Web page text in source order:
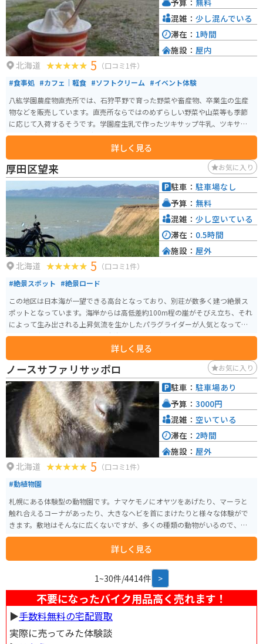
北海道 5 （口コミ1件）
#食事処 #カフェ｜軽食 #ソフトクリーム #イベント体験
八紘学園農産物直売所では、石狩平野で育った野菜や畜産物、卒業生の生産
物などを販売しています。直売所ならではのめずらしい野菜や山菜等も季節
に応じて入荷するそうです。学園産生乳で作ったツキサップ牛乳、ツキサッ
プヨーグルト（飲むヨーグルト）、名物ソフトクリームの販売も行っていま
限定販売。季節限定でプルーン・ブルーベリー・さくらんぼ・イチゴなどの
果物狩りも行っています。のどかな自然の中でゆっくりソフトクリームを食
べるのがおすすめです。
詳しく見る
混雑： 少し混んでいる
滞在： 1時間
施設： 屋内
厚田区望来 お気に入り
北海道 5 （口コミ1件）
#絶景スポット #絶景ロード
この地区は日本海が一望できる高台となっており、別荘が数多く建つ絶景ス
ポットとなっています。海岸からは高低差約100m程の崖がそびえ立ち、それ
によって生み出される上昇気流を生かしたパラグライダーが人気となってい
ます。夕方になると、太陽は日本海の水平線に沈み、空を黄金色に輝かせま
詳しく見る
駐車： 駐車場なし
予算： 無料
混雑： 少し空いている
滞在： 0.5時間
施設： 屋外
ノースサファリサッポロ お気に入り
北海道 5 （口コミ1件）
#動植物園
札幌にある体験型の動物園です。ナマケモノにオヤツをあげたり、マーラと
触れ合えるコーナがあったり、大きなヘビを首にまけたりと様々な体験がで
きます。敷地はそんなに広くないですが、多くの種類の動物がいるので、結
構楽しめます。
詳しく見る
駐車： 駐車場あり
予算： 3000円
混雑： 空いている
滞在： 2時間
施設： 屋外
1~30件/4414件 >
不要になったバイク用品高く売れます！
▶︎手数料無料の宅配買取
実際に売ってみた体験談